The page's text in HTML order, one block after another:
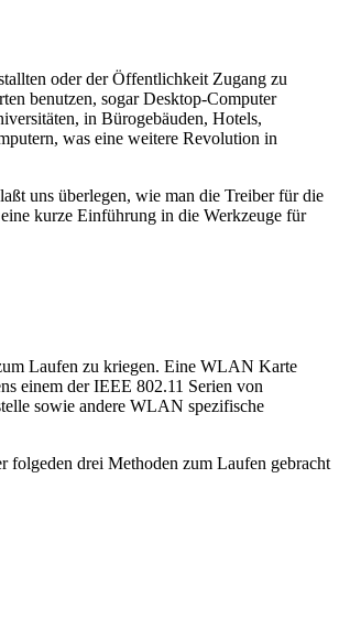
oder der Öffentlichkeit Zugang zu
benutzen, sogar Desktop-Computer
in Bürogebäuden, Hotels,
was eine weitere Revolution in
uns überlegen, wie man die Treiber für die
kurze Einführung in die Werkzeuge für
Laufen zu kriegen. Eine WLAN Karte
einem der IEEE 802.11 Serien von
sowie andere WLAN spezifische
folgeden drei Methoden zum Laufen gebracht